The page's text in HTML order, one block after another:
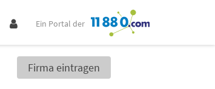
Ein Portal der
Firma eintragen